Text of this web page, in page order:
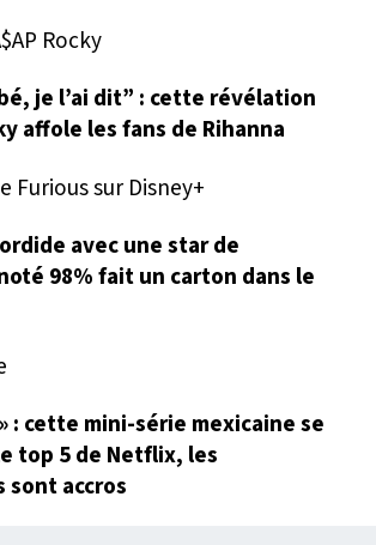
je l’ai dit” : cette révélation
affole les fans de Rihanna
avec une star de
98% fait un carton dans le
: cette mini-série mexicaine se
top 5 de Netflix, les
accros